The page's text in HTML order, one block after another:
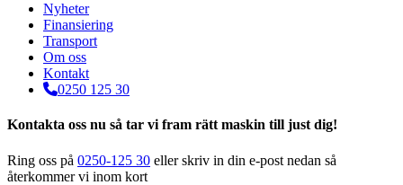
Nyheter
Finansiering
Transport
Om oss
Kontakt
0250 125 30
Kontakta oss nu så tar vi fram rätt maskin till just dig!
Ring oss på 0250-125 30 eller skriv in din e-post nedan så
återkommer vi inom kort